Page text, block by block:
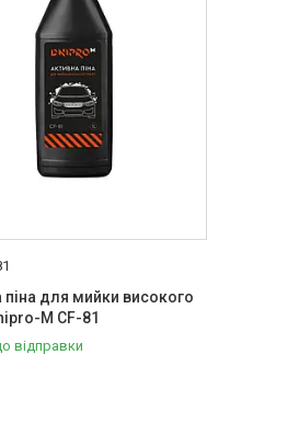
піна для мийки високого
M CF-81
відправки